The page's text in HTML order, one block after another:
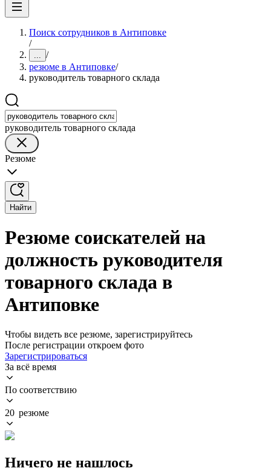
Поиск сотрудников в Антиповке
/
... /
резюме в Антиповке/
руководитель товарного склада
руководитель товарного склада
Резюме
Найти
Резюме соискателей на
должность руководителя
товарного склада в
Антиповке
Чтобы видеть все резюме, зарегистрируйтесь
После регистрации откроем фото
Зарегистрироваться
За всё время
По соответствию
20 резюме
Ничего не нашлось